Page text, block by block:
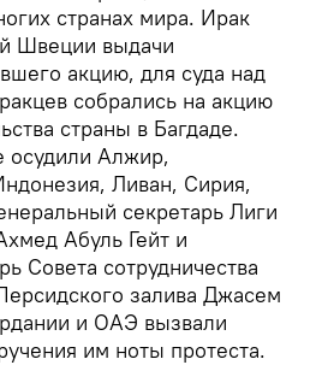
странах мира. Ирак
Швеции выдачи
акцию, для суда над
собрались на акцию
страны в Багдаде.
Алжир,
Ливан, Сирия,
секретарь Лиги
Абуль Гейт и
Совета сотрудничества
залива Джасем
и ОАЭ вызвали
им ноты протеста.